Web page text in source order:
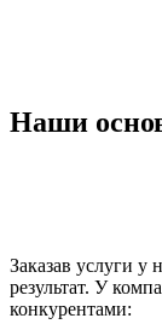
Наши
Заказав услуги у
результат. У
конкурентами: